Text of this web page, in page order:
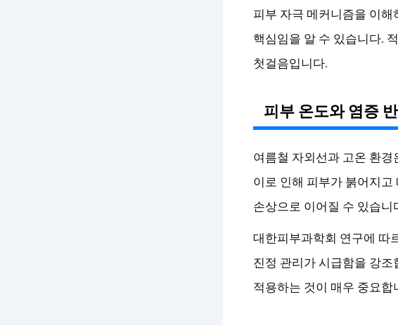
피부 자극 메커니즘을 이해
핵심임을 알 수 있습니다.
첫걸음입니다.
피부 온도와 염증
여름철 자외선과 고온 환
이로 인해 피부가 붉어지
손상으로 이어질 수 있습니
대한피부과학회 연구에 따
진정 관리가 시급함을 강
적용하는 것이 매우 중요합